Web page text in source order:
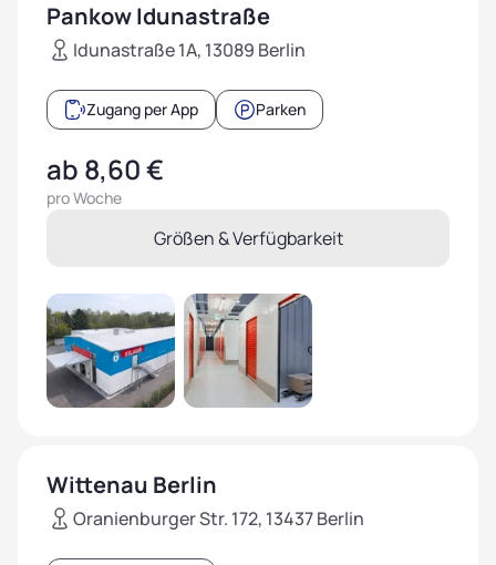
Pankow Idunastraße
Zugang per App Parken
Idunastraße 1A, 13089 Berlin
ab 8,60 €
pro Woche
Größen & Verfügbarkeit
Wittenau Berlin
Oranienburger Str. 172, 13437 Berlin